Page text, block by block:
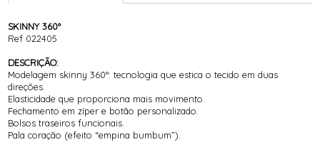
SKINNY 360º
Ref 022405
DESCRIÇÃO:
Modelagem skinny 360°: tecnologia que estica o tecido em duas
direções.
Elasticidade que proporciona mais movimento.
Fechamento em zíper e botão personalizado.
Bolsos traseiros funcionais.
Pala coração (efeito “empina bumbum”).